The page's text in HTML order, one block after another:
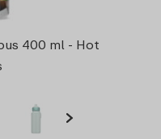
400 ml - Hot